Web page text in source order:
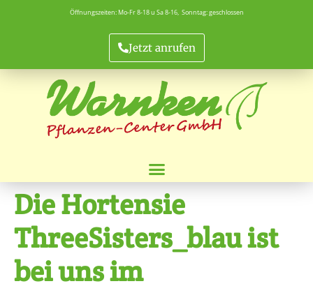
Öffnungszeiten: Mo-Fr 8-18 u Sa 8-16, Sonntag: geschlossen
Jetzt anrufen
Die Hortensie
ThreeSisters_blau ist
bei uns im